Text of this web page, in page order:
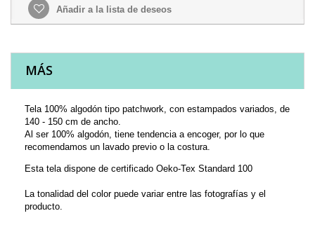
Añadir a la lista de deseos
MÁS
Tela 100% algodón tipo patchwork, con estampados variados, de
140 - 150 cm de ancho.
Al ser 100% algodón, tiene tendencia a encoger, por lo que
recomendamos un lavado previo o la costura.
Esta tela dispone de certificado Oeko-Tex Standard 100
La tonalidad del color puede variar entre las fotografías y el
producto.